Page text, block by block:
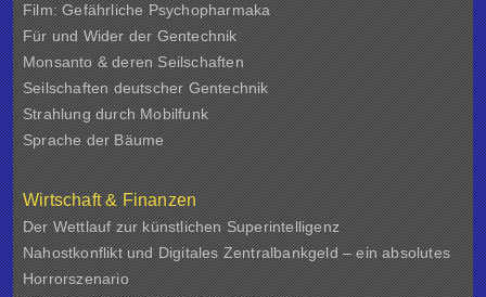
Film: Gefährliche Psychopharmaka
Für und Wider der Gentechnik
Monsanto & deren Seilschaften
Seilschaften deutscher Gentechnik
Strahlung durch Mobilfunk
Sprache der Bäume
Wirtschaft & Finanzen
Der Wettlauf zur künstlichen Superintelligenz
Nahostkonflikt und Digitales Zentralbankgeld – ein absolutes
Horrorszenario